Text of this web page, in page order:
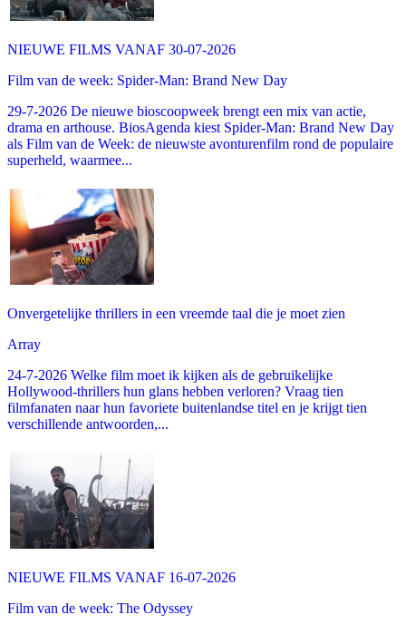
NIEUWE FILMS VANAF 30-07-2026
Film van de week: Spider-Man: Brand New Day
29-7-2026 De nieuwe bioscoopweek brengt een mix van actie,
drama en arthouse. BiosAgenda kiest Spider-Man: Brand New Day
als Film van de Week: de nieuwste avonturenfilm rond de populaire
superheld, waarmee...
Onvergetelijke thrillers in een vreemde taal die je moet zien
Array
24-7-2026 Welke film moet ik kijken als de gebruikelijke
Hollywood-thrillers hun glans hebben verloren? Vraag tien
filmfanaten naar hun favoriete buitenlandse titel en je krijgt tien
verschillende antwoorden,...
NIEUWE FILMS VANAF 16-07-2026
Film van de week: The Odyssey